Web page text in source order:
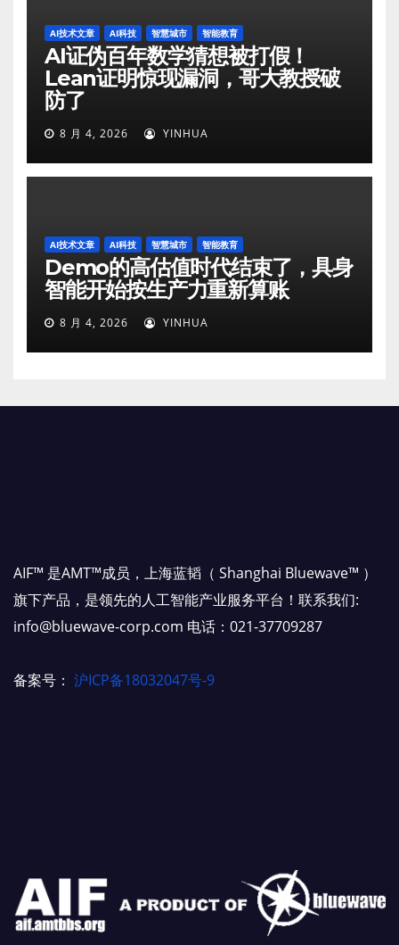
AI技术文章 AI科技 智慧城市 智能教育
AI证伪百年数学猜想被打假！
Lean证明惊现漏洞，哥大教授破
防了
8 月 4, 2026 YINHUA
AI技术文章 AI科技 智慧城市 智能教育
Demo的高估值时代结束了，具身
智能开始按生产力重新算账
8 月 4, 2026 YINHUA
AIF™ 是AMT™成员，上海蓝韬（ Shanghai Bluewave™ ）
旗下产品，是领先的人工智能产业服务平台！联系我们:
info@bluewave-corp.com 电话：021-37709287
备案号： 沪ICP备18032047号-9